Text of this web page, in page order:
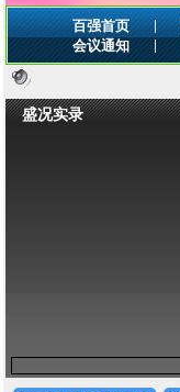
百强首页 |
会议通知
|
盛况实录